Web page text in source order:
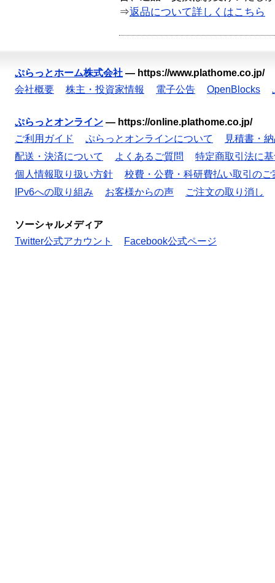
⇒返品について詳しくはこちら
ぷらっとホーム株式会社 — https://www.plathome.co.jp/
会社概要
株主・投資家情報 電子公告 OpenBlocks
ぷらっとオンライン — https://online.plathome.co.jp/
ご利用ガイド
ぷらっとオンラインについて
見積書・
配送・決済について
よくあるご質問
特定商取引法に
個人情報取り扱い方針
校費・公費・科研費払い取引のご
IPv6への取り組み
お客様からの声 ご注文の取り消し
ソーシャルメディア
Twitter公式アカウント
Facebook公式ページ